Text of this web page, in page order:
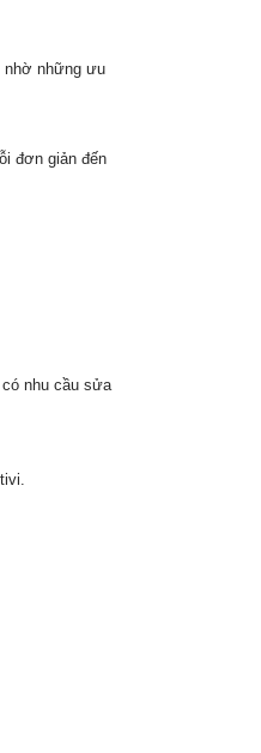
nhờ những ưu
đơn giản đến
nhu cầu sửa